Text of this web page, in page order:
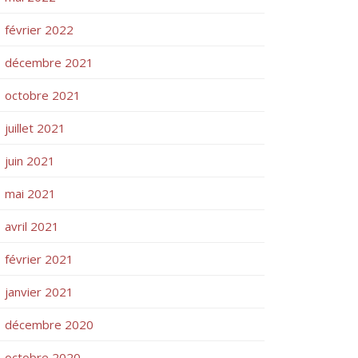
février 2022
décembre 2021
octobre 2021
juillet 2021
juin 2021
mai 2021
avril 2021
février 2021
janvier 2021
décembre 2020